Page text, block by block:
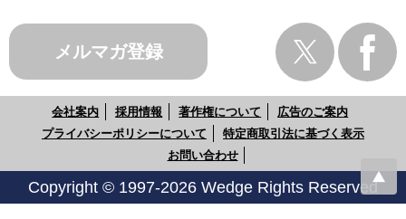
メルマガ登録
会社案内 採用情報 著作権について
広告のご案内
プライバシーポリシーについて
特定商取引法に基づく表示
お問い合わせ
Copyright © 1997-2026 Wedge Rights Reserved